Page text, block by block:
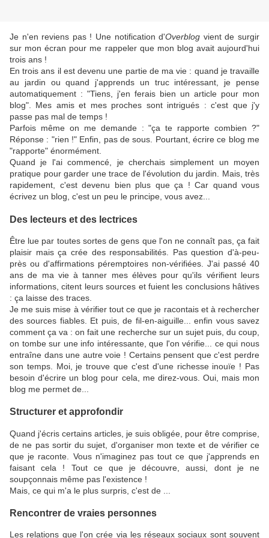
Je n'en reviens pas ! Une notification d'Overblog vient de surgir
sur mon écran pour me rappeler que mon blog avait aujourd'hui
trois ans !
En trois ans il est devenu une partie de ma vie : quand je travaille
au jardin ou quand j'apprends un truc intéressant, je pense
automatiquement : "Tiens, j'en ferais bien un article pour mon
blog". Mes amis et mes proches sont intrigués : c'est que j'y
passe pas mal de temps !
Parfois même on me demande : "ça te rapporte combien ?"
Réponse : "rien !" Enfin, pas de sous. Pourtant, écrire ce blog me
"rapporte" énormément.
Quand je l'ai commencé, je cherchais simplement un moyen
pratique pour garder une trace de l'évolution du jardin. Mais, très
rapidement, c'est devenu bien plus que ça ! Car quand vous
écrivez un blog, c'est un peu le principe, vous avez...
Des lecteurs et des lectrices
Être lue par toutes sortes de gens que l'on ne connaît pas, ça fait
plaisir mais ça crée des responsabilités. Pas question d'à-peu-
près ou d'affirmations péremptoires non-vérifiées. J'ai passé 40
ans de ma vie à tanner mes élèves pour qu'ils vérifient leurs
informations, citent leurs sources et fuient les conclusions hâtives
: ça laisse des traces.
Je me suis mise à vérifier tout ce que je racontais et à rechercher
des sources fiables. Et puis, de fil-en-aiguille... enfin vous savez
comment ça va : on fait une recherche sur un sujet puis, du coup,
on tombe sur une info intéressante, que l'on vérifie... ce qui nous
entraîne dans une autre voie ! Certains pensent que c'est perdre
son temps. Moi, je trouve que c'est d'une richesse inouïe ! Pas
besoin d'écrire un blog pour cela, me direz-vous. Oui, mais mon
blog me permet de...
Structurer et approfondir
Quand j'écris certains articles, je suis obligée, pour être comprise,
de ne pas sortir du sujet, d'organiser mon texte et de vérifier ce
que je raconte. Vous n'imaginez pas tout ce que j'apprends en
faisant cela ! Tout ce que je découvre, aussi, dont je ne
soupçonnais même pas l'existence !
Mais, ce qui m'a le plus surpris, c'est de ...
Rencontrer de vraies personnes
Les relations que l'on crée via les réseaux sociaux sont souvent